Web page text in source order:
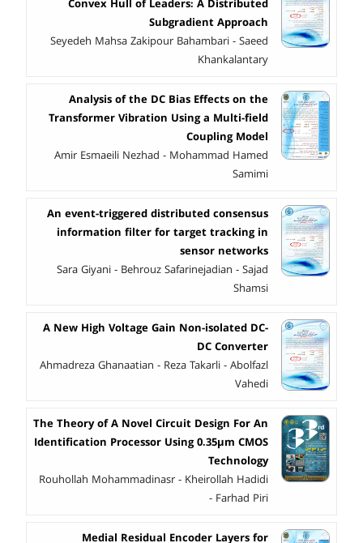
Convex Hull of Leaders: A Distributed
Subgradient Approach
Seyedeh Mahsa Zakipour Bahambari - Saeed
Khankalantary
Analysis of the DC Bias Effects on the
Transformer Vibration Using a Multi-field
Coupling Model
Amir Esmaeili Nezhad - Mohammad Hamed
Samimi
An event-triggered distributed consensus
information filter for target tracking in
sensor networks
Sara Giyani - Behrouz Safarinejadian - Sajad
Shamsi
A New High Voltage Gain Non-isolated DC-
DC Converter
Ahmadreza Ghanaatian - Reza Takarli - Abolfazl
Vahedi
The Theory of A Novel Circuit Design For An
Identification Processor Using 0.35µm CMOS
Technology
Rouhollah Mohammadinasr - Kheirollah Hadidi
- Farhad Piri
Medial Residual Encoder Layers for